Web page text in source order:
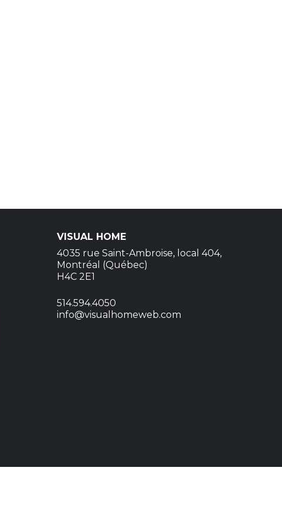
VISUAL HOME
4035 rue Saint-Ambroise, local 404,
Montréal (Québec)
H4C 2E1
514.594.4050
info@visualhomeweb.com